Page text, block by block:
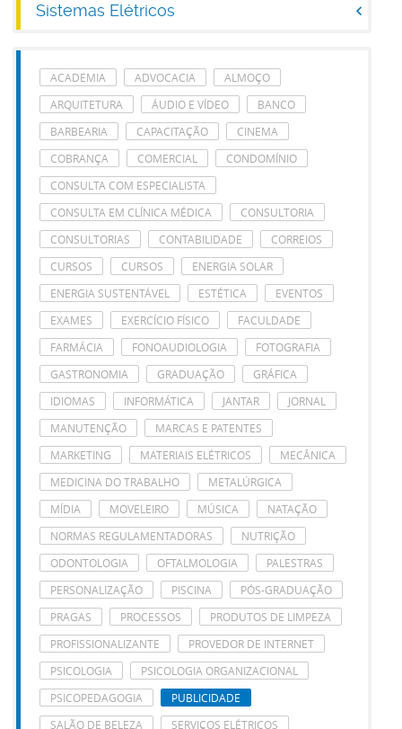
Sistemas Elétricos
ACADEMIA ADVOCACIA
ALMOÇO
ARQUITETURA
ÁUDIO E VÍDEO
BANCO
BARBEARIA
CAPACITAÇÃO
CINEMA
COBRANÇA
COMERCIAL
CONDOMÍNIO
CONSULTA COM ESPECIALISTA
CONSULTA EM CLÍNICA MÉDICA
CONSULTORIA
CONSULTORIAS
CONTABILIDADE
CORREIOS
CURSOS
CURSOS
ENERGIA SOLAR
ENERGIA SUSTENTÁVEL
ESTÉTICA
EVENTOS
EXAMES
EXERCÍCIO FÍSICO
FACULDADE
FARMÁCIA
FONOAUDIOLOGIA
FOTOGRAFIA
GASTRONOMIA
GRADUAÇÃO
GRÁFICA
IDIOMAS
INFORMÁTICA JANTAR
JORNAL
MANUTENÇÃO
MARCAS E PATENTES
MARKETING
MATERIAIS ELÉTRICOS
MECÂNICA
MEDICINA DO TRABALHO
METALÚRGICA
MÍDIA
MOVELEIRO MÚSICA
NATAÇÃO
NORMAS REGULAMENTADORAS
NUTRIÇÃO
ODONTOLOGIA
OFTALMOLOGIA
PALESTRAS
PERSONALIZAÇÃO
PISCINA
PÓS-GRADUAÇÃO
PRAGAS
PROCESSOS
PRODUTOS DE LIMPEZA
PROFISSIONALIZANTE
PROVEDOR DE INTERNET
PSICOLOGIA
PSICOLOGIA ORGANIZACIONAL
PSICOPEDAGOGIA
PUBLICIDADE
SALÃO DE BELEZA
SERVIÇOS ELÉTRICOS